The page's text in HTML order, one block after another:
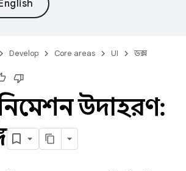
Develop Core areas UI ডক্স
উদাহরণ: